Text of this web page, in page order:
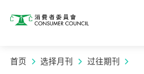
消费者委员会
首页 选择月刊 过往期刊